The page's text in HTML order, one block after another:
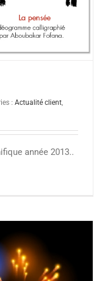
: Actualité client,
année 2013..